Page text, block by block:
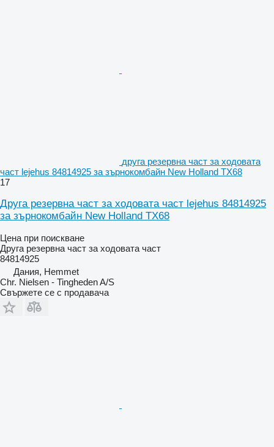
друга резервна част за ходовата
част lejehus 84814925 за зърнокомбайн New Holland TX68
17
Друга резервна част за ходовата част lejehus 84814925
за зърнокомбайн New Holland TX68
Цена при поискване
Друга резервна част за ходовата част
84814925
Дания, Hemmet
Chr. Nielsen - Tingheden A/S
Свържете се с продавача